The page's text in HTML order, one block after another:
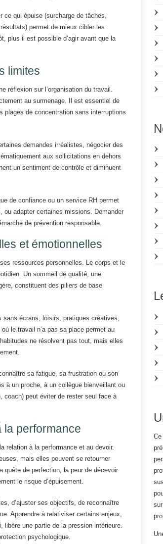
ce qui épuise (surcharge de tâches,
permet de mieux cibler les
plus il est possible d’agir avant que la
limites
réflexion sur l’organisation du travail.
au surmenage. Il est essentiel de
plages de concentration sans interruptions
demandes irréalistes, négocier des
aux sollicitations en dehors
un sentiment de contrôle et diminuent
de confiance ou un service RH permet
ou adapter certaines missions. Demander
de prévention responsable.
et émotionnelles
ressources personnelles. Le corps et le
Un sommeil de qualité, une
constituent des piliers de base
écrans, loisirs, pratiques créatives,
le travail n’a pas sa place permet au
ne résolvent pas tout, mais elles
sa fatigue, sa frustration ou son
à un proche, à un collègue bienveillant ou
coach) peut éviter de rester seul face à
la performance
relation à la performance et au devoir.
mais elles peuvent se retourner
quête de perfection, la peur de décevoir
le risque d’épuisement.
d’ajuster ses objectifs, de reconnaître
Apprendre à relativiser certains enjeux,
une partie de la pression intérieure.
psychologique.
Ce